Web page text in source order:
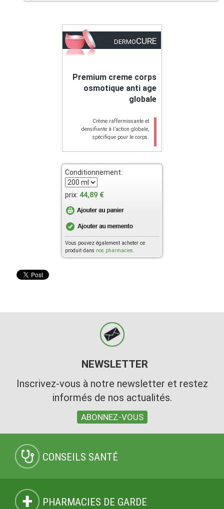
DERMOCURE
Premium creme corps
osmotique anti age
globale
​Crème raffermissante et
densifiante à l’action globale,
spécifique pour le corps.
Conditionnement:
prix: 44,89 €
Vous pouvez également acheter ce
produit dans nos pharmacies
NEWSLETTER
Inscrivez-vous à notre newsletter et restez
informés de nos actualités.
ABONNEZ-VOUS
CONSEILS SANTÉ
PHARMACIES DE GARDE